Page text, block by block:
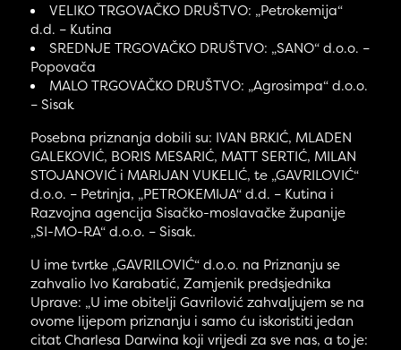
VELIKO TRGOVAČKO DRUŠTVO: „Petrokemija“
d.d. – Kutina
SREDNJE TRGOVAČKO DRUŠTVO: „SANO“ d.o.o. –
Popovača
MALO TRGOVAČKO DRUŠTVO: „Agrosimpa“ d.o.o.
– Sisak
Posebna priznanja dobili su: IVAN BRKIĆ, MLADEN
GALEKOVIĆ, BORIS MESARIĆ, MATT SERTIĆ, MILAN
STOJANOVIĆ i MARIJAN VUKELIĆ, te „GAVRILOVIĆ“
d.o.o. – Petrinja, „PETROKEMIJA“ d.d. – Kutina i
Razvojna agencija Sisačko-moslavačke županije
„SI-MO-RA“ d.o.o. – Sisak.
U ime tvrtke „GAVRILOVIĆ“ d.o.o. na Priznanju se
zahvalio Ivo Karabatić, Zamjenik predsjednika
Uprave: „U ime obitelji Gavrilović zahvaljujem se na
ovome lijepom priznanju i samo ću iskoristiti jedan
citat Charlesa Darwina koji vrijedi za sve nas, a to je: